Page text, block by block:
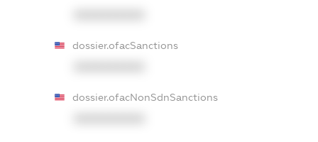
dossier.ofacSanctions
dossier.ofacNonSdnSanctions